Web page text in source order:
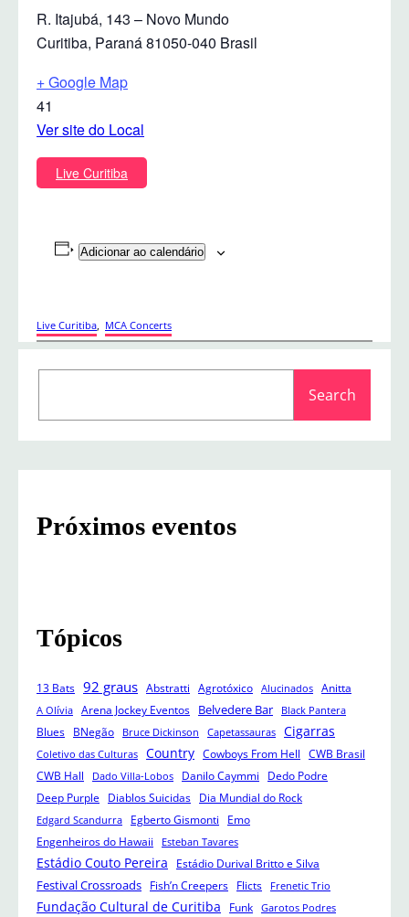
R. Itajubá, 143 – Novo Mundo
Curitiba, Paraná81050-040 Brasil
+ Google Map
41
Ver site do Local
Live Curitiba
Adicionar ao calendário
Live Curitiba, MCA Concerts
a
r
c
Search
Próximos eventos
Tópicos
13 Bats 92 graus Abstratti Agrotóxico Alucinados Anitta
A Olívia Arena Jockey Eventos Belvedere Bar Black Pantera
Blues BNegão Bruce Dickinson Capetassauras Cigarras
Coletivo das Culturas Country Cowboys From Hell
CWB Brasil
CWB Hall
Dado Villa-Lobos Danilo Caymmi
Dedo Podre
Deep Purple
Diablos Suicidas Dia Mundial do Rock
Edgard Scandurra Egberto Gismonti
Emo
Engenheiros do Hawaii
Esteban Tavares
Estádio Couto Pereira Estádio Durival Britto e Silva
Festival Crossroads Fish’n Creepers Flicts Frenetic Trio
Fundação Cultural de Curitiba Funk Garotos Podres